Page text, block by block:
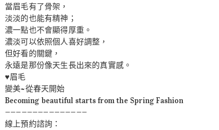
當眉毛有了骨架，
淡淡的也能有精神；
濃一點也不會顯得厚重。
濃淡可以依照個人喜好調整，
但好看的關鍵，
永遠是那份像天生長出來的真實感。
♥️眉毛
變美~從春天開始
Becoming beautiful starts from the Spring Fashion
———————————————
線上預約諮詢：